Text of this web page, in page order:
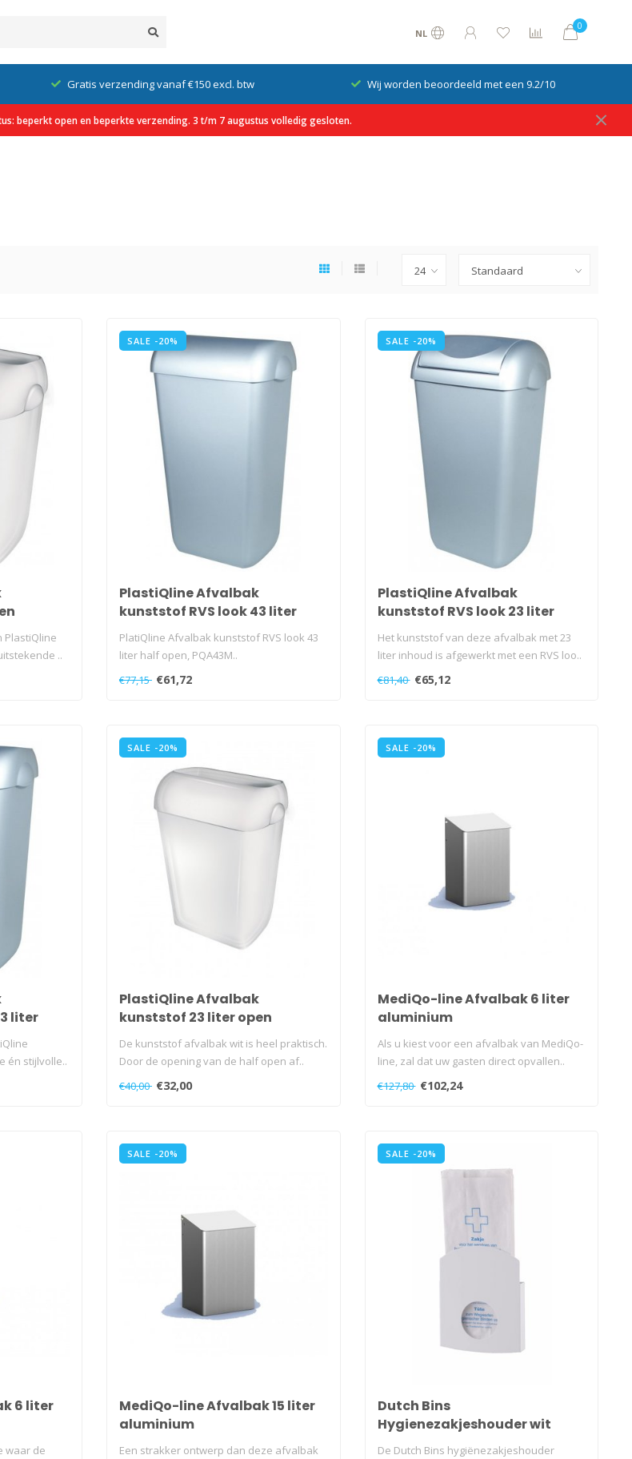
NL
0
Wij worden beoordeeld met een 9.2/10 Op rekening betalen mogelijk
beperkt open en beperkte verzending. 3 t/m 7 augustus volledig gesloten.
..
SALE -20%
PlastiQline Afvalbak
kunststof RVS look 43 liter
open
PlatiQline Afvalbak kunststof RVS look 43
liter half open, PQA43M..
€77,15 €61,72
SALE -20%
PlastiQline Afvalbak
kunststof RVS look 23 liter
swings
Het kunststof van deze afvalbak met 23
liter inhoud is afgewerkt met een RVS loo..
€81,40 €65,12
liter
én stijlvolle..
SALE -20%
PlastiQline Afvalbak
kunststof 23 liter open
De kunststof afvalbak wit is heel praktisch.
Door de opening van de half open af..
€40,00 €32,00
SALE -20%
MediQo-line Afvalbak 6 liter
aluminium
Als u kiest voor een afvalbak van MediQo-
line, zal dat uw gasten direct opvallen..
€127,80 €102,24
6 liter
waar de
SALE -20%
MediQo-line Afvalbak 15 liter
aluminium
Een strakker ontwerp dan deze afvalbak
SALE -20%
Dutch Bins
Hygienezakjeshouder wit
De Dutch Bins hygiënezakjeshouder